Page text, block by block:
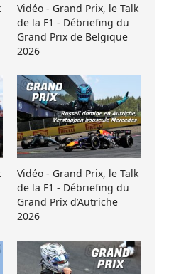
Vidéo - Grand Prix, le Talk
de la F1 - Débriefing du
Grand Prix de Belgique
2026
Vidéo - Grand Prix, le Talk
de la F1 - Débriefing du
Grand Prix d’Autriche
2026